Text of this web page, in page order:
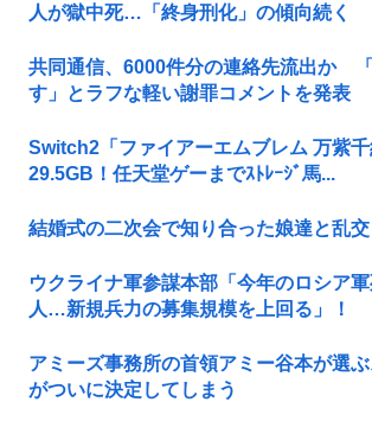
人が獄中死…「終身刑化」の傾向続く
共同通信、6000件分の連絡先流出か
す」とラフな軽い謝罪コメントを発表
Switch2「ファイアーエムブレム 万紫
29.5GB！任天堂ゲーまでｽﾄﾚｰｼﾞ馬...
結婚式の二次会で知り合った娘達と乱
ウクライナ軍参謀本部「今年のロシア
人…新規兵力の募集規模を上回る」！
アミーズ事務所の首領アミー谷本が選
がついに決定してしまう